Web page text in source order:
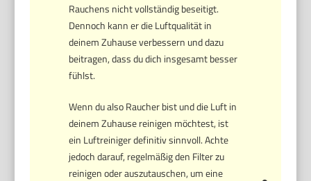
Rauchens nicht vollständig beseitigt.
Dennoch kann er die Luftqualität in
deinem Zuhause verbessern und dazu
beitragen, dass du dich insgesamt besser
fühlst.
Wenn du also Raucher bist und die Luft in
deinem Zuhause reinigen möchtest, ist
ein Luftreiniger definitiv sinnvoll. Achte
jedoch darauf, regelmäßig den Filter zu
reinigen oder auszutauschen, um eine